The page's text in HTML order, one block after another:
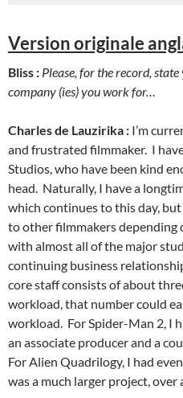
Version originale
Bliss : Please, for the record,
company (ies) you work for…
Charles de Lauzirika : I’m
and frustrated filmmaker. I
Studios, who have been kind
head. Naturally, I have a
which continues to this day,
to other filmmakers depending
with almost all of the major
continuing business
core staff consists of about
workload, that number could
workload. For Spider-Man 2, I
an associate producer and a
For Alien Quadrilogy, I had
was a much larger project,